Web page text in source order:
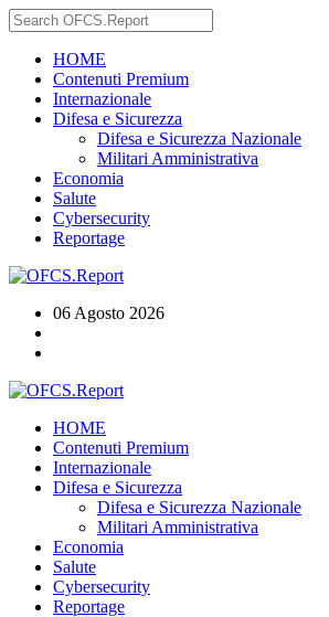
HOME
Contenuti Premium
Internazionale
Difesa e Sicurezza
Difesa e Sicurezza Nazionale
Militari Amministrativa
Economia
Salute
Cybersecurity
Reportage
06 Agosto 2026
HOME
Contenuti Premium
Internazionale
Difesa e Sicurezza
Difesa e Sicurezza Nazionale
Militari Amministrativa
Economia
Salute
Cybersecurity
Reportage